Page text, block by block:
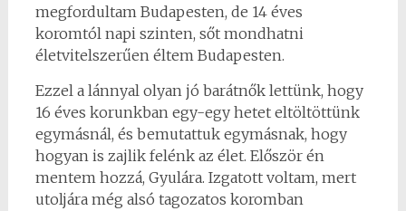
megfordultam Budapesten, de 14 éves
koromtól napi szinten, sőt mondhatni
életvitelszerűen éltem Budapesten.
Ezzel a lánnyal olyan jó barátnők lettünk, hogy
16 éves korunkban egy-egy hetet eltöltöttünk
egymásnál, és bemutattuk egymásnak, hogy
hogyan is zajlik felénk az élet. Először én
mentem hozzá, Gyulára. Izgatott voltam, mert
utoljára még alsó tagozatos koromban